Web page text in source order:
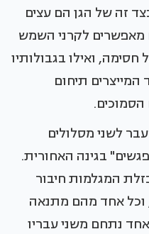
זה של הגן הם עצים
מאפשרים לקרני השמש
ואילו בגבולותיו
המייצרים תיחום
לשני מסלולים
בגינה האחורית.
המגלמות חיבור
וכל אחד מהם מתנאה
נתחם משני עבריו